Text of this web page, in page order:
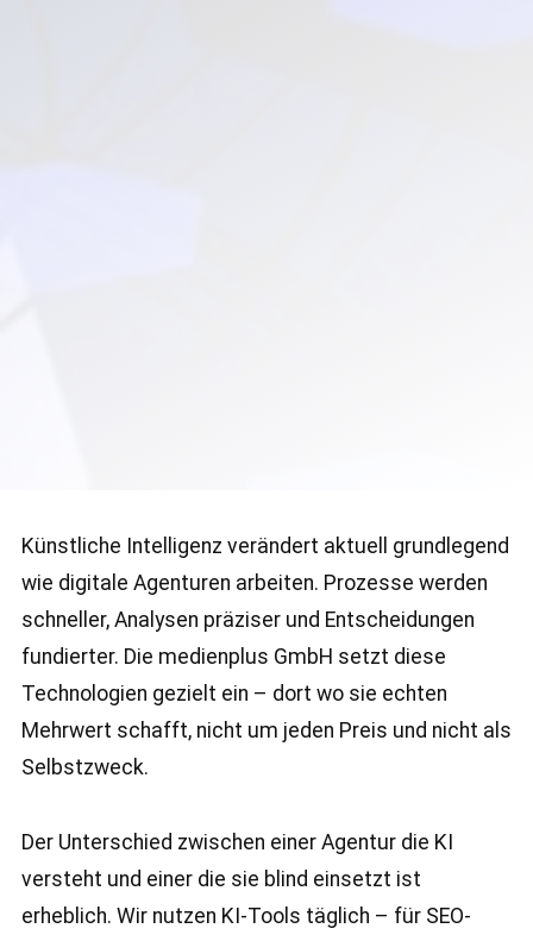
Künstliche Intelligenz verändert aktuell grundlegend
wie digitale Agenturen arbeiten. Prozesse werden
schneller, Analysen präziser und Entscheidungen
fundierter. Die medienplus GmbH setzt diese
Technologien gezielt ein – dort wo sie echten
Mehrwert schafft, nicht um jeden Preis und nicht als
Selbstzweck.
Der Unterschied zwischen einer Agentur die KI
versteht und einer die sie blind einsetzt ist
erheblich. Wir nutzen KI-Tools täglich – für SEO-